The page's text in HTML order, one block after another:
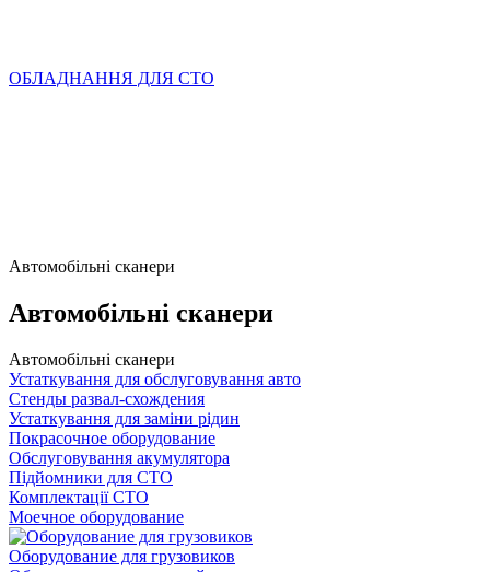
ОБЛАДНАННЯ ДЛЯ СТО
Автомобільні сканери
Автомобільні сканери
Автомобільні сканери
Устаткування для обслуговування авто
Стенды развал-схождения
Устаткування для заміни рідин
Покрасочное оборудование
Обслуговування акумулятора
Підйомники для СТО
Комплектації СТО
Моечное оборудование
Оборудование для грузовиков